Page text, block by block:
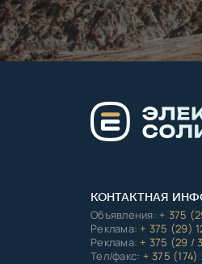
КОНТАКТНАЯ
Объявления:+ 375
Реклама:+ 375 (29)
Реклама:+ 375 (29 /
Тел/факс: + 375